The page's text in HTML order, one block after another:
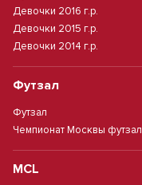
Девочки 2016 г.р.
Девочки 2015 г.р.
Девочки 2014 г.р.
Футзал
Футзал
Чемпионат Москвы футзал
MCL